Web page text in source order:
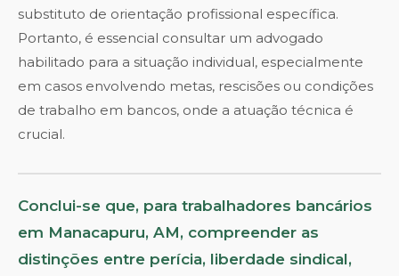
substituto de orientação profissional específica.
Portanto, é essencial consultar um advogado
habilitado para a situação individual, especialmente
em casos envolvendo metas, rescisões ou condições
de trabalho em bancos, onde a atuação técnica é
crucial.
Conclui-se que, para trabalhadores bancários
em Manacapuru, AM, compreender as
distinções entre perícia, liberdade sindical,